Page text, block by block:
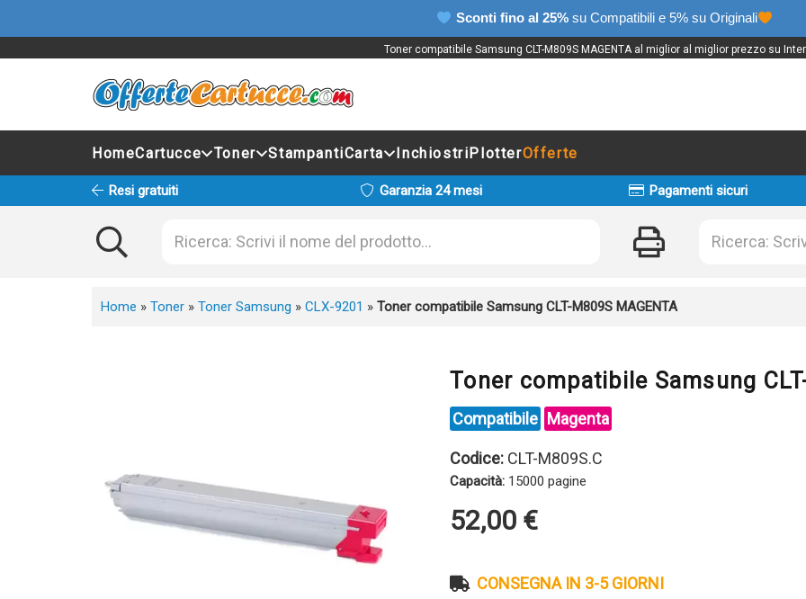
Sconti fino al 25% su Compatibili e 5% su Originali
Toner compatibile Samsung CLT-M809S MAGENTA al miglior al miglior prezzo su
HomeCartucce Toner StampantiCarta InchiostriPlotterOfferte
Resi gratuiti Garanzia 24 mesi Pagamenti sicuri
Home » Toner » Toner Samsung » CLX-9201 » Toner compatibile Samsung CLT-M809S MAGENTA
Toner compatibile Samsung
Compatibile Magenta
Codice: CLT-M809S.C
Capacità: 15000 pagine
52,00 €
CONSEGNA IN 3-5 GIORNI